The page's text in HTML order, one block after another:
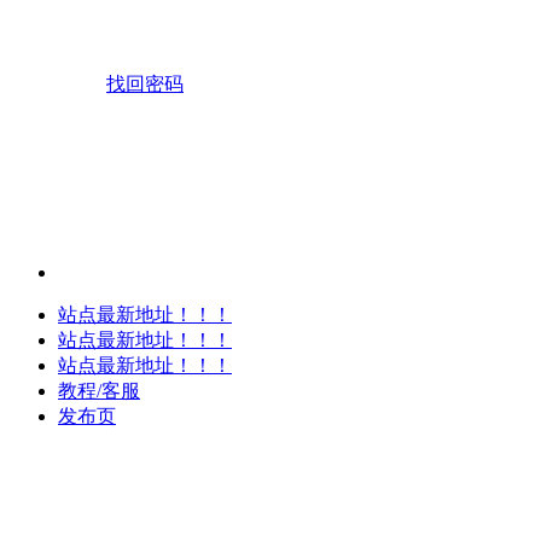
找回密码
站点最新地址！！！
站点最新地址！！！
站点最新地址！！！
教程/客服
发布页